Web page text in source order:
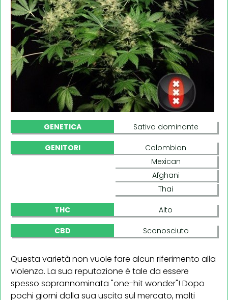
GENETICA Sativa dominante
GENITORI
Colombian
Mexican
Afghani
Thai
THC Alto
CBD Sconosciuto
Questa varietà non vuole fare alcun riferimento alla
violenza. La sua reputazione è tale da essere
spesso soprannominata "one-hit wonder"! Dopo
pochi giorni dalla sua uscita sul mercato, molti